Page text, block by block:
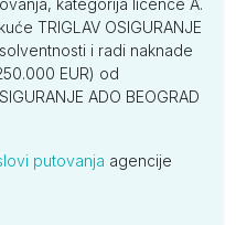
kategorija licence A.
TRIGLAV OSIGURANJE
i radi naknade
EUR) od
ADO BEOGRAD
putovanja agencije